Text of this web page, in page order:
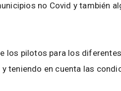
no Covid y también
los pilotos para los
teniendo en cuenta las